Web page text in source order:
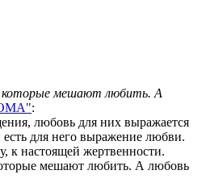
которые мешают любить. А
:
любовь для них выражается
для него выражение любви.
к настоящей жертвенности.
мешают любить. А любовь